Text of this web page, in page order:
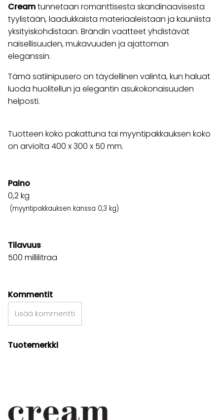
Creamtunnetaan romanttisesta skandinaavisesta
tyylistään, laadukkaista materiaaleistaan ja kauniista
yksityiskohdistaan. Brändin vaatteet yhdistävät
naisellisuuden, mukavuuden ja ajattoman
eleganssin.
Tämä satiinipusero on täydellinen valinta, kun haluat
luoda huolitellun ja elegantin asukokonaisuuden
helposti.
Tuotteen koko pakattuna tai myyntipakkauksen koko
on arviolta 400 x 300 x 50 mm.
Paino
0,2kg
(myyntipakkauksen kanssa 0,3 kg)
Tilavuus
500 millilitraa
Kommentit
Lisää kommentti
Tuotemerkki